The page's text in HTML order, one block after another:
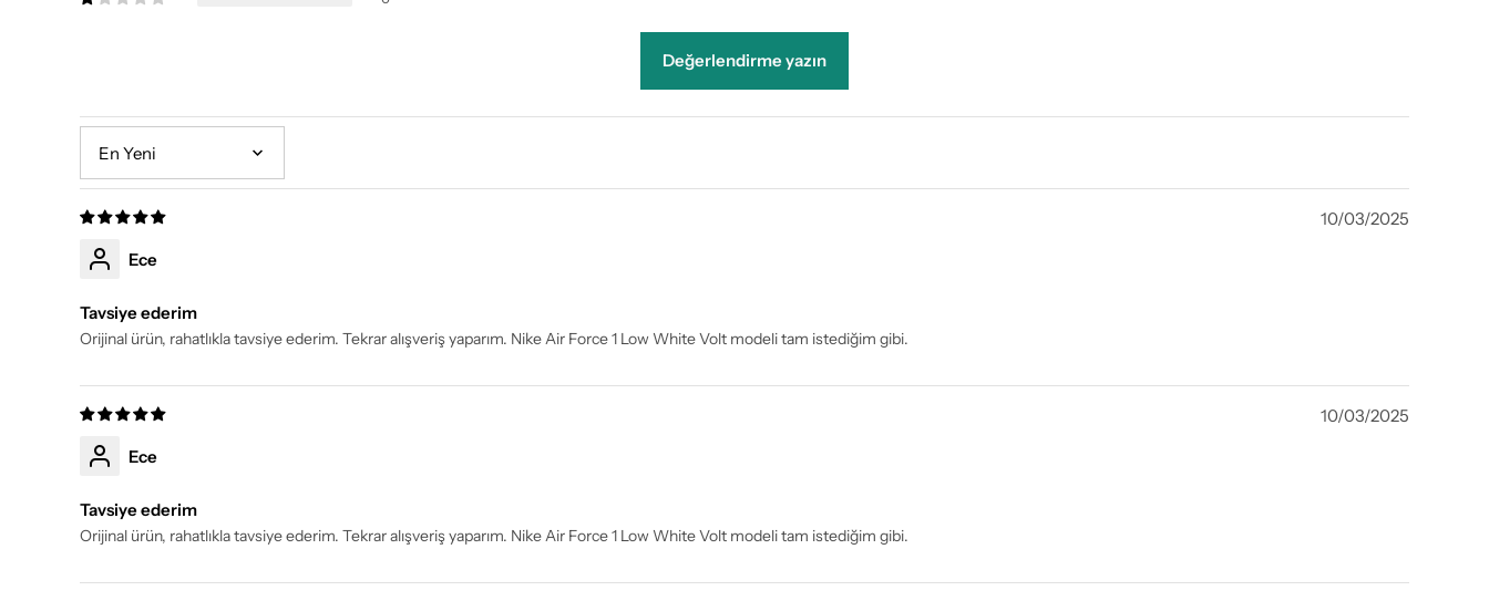
Değerlendirme yazın
Sort by
10/03/2025
Ece
Tavsiye ederim
Orijinal ürün, rahatlıkla tavsiye ederim. Tekrar alışveriş yaparım. Nike Air Force 1 Low White Volt modeli tam istediğim gibi.
10/03/2025
Ece
Tavsiye ederim
Orijinal ürün, rahatlıkla tavsiye ederim. Tekrar alışveriş yaparım. Nike Air Force 1 Low White Volt modeli tam istediğim gibi.